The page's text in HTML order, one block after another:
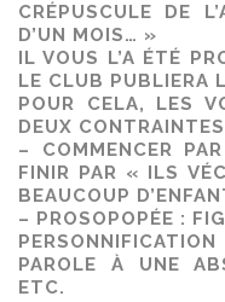
CRÉPUSCULE DE
D’UN MOIS… »
IL VOUS L’A ÉTÉ
LE CLUB PUBLIERA
POUR CELA, LES
DEUX
– COMMENCER
FINIR PAR « ILS
BEAUCOUP
– PROSOPOPÉE :
PAROLE À UNE
ETC.